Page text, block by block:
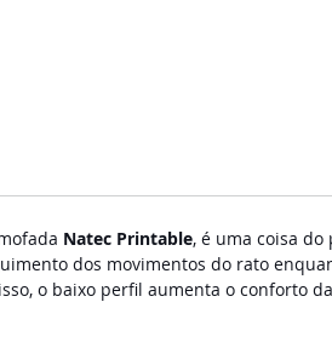
Natec Printable, é uma coisa do
dos movimentos do rato
o baixo perfil aumenta o conforto